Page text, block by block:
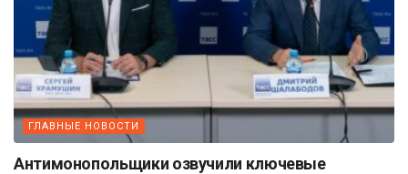
ГЛАВНЫЕ НОВОСТИ
Антимонопольщики озвучили ключевые